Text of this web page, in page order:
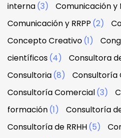
interna(3) Comunicación y
Comunicación y RRPP (2)
Concepto Creativo(1)
científicos(4) Consultora
Consultoria(8) Consultoría
Consultoría Comercial(3)
formación(1) Consultoría
Consultoría de RRHH(5)